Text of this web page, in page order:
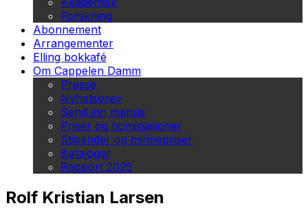
Forskning
Abonnement
Arrangementer
Elling bokkafé
Om Cappelen Damm
Presse
Nyhetsbrev
Send inn manus
Priser og nominasjoner
Stipender og minnepriser
Kataloger
Rapport 2025
Rolf Kristian Larsen